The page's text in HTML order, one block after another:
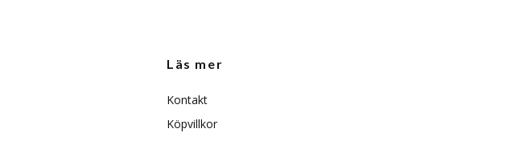
Läs mer
Kontakt
Köpvillkor